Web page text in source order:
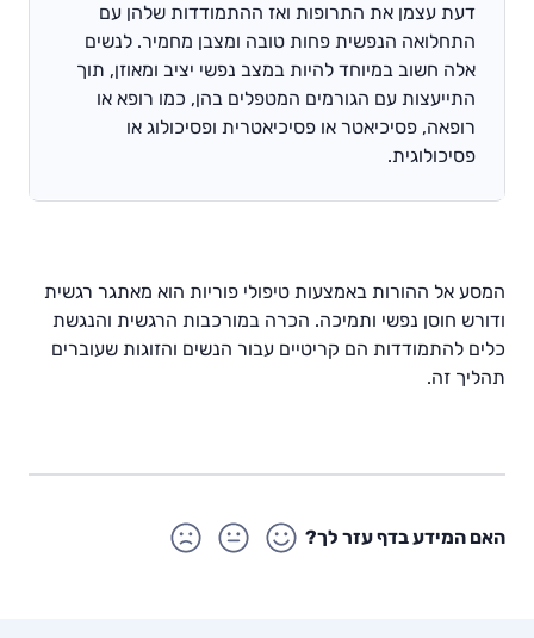
דעת עצמן את התרופות ואז ההתמודדות שלהן עם
התחלואה הנפשית פחות טובה ומצבן מחמיר. לנשים
אלה חשוב במיוחד להיות במצב נפשי יציב ומאוזן, תוך
התייעצות עם הגורמים המטפלים בהן, כמו רופא או
רופאה, פסיכיאטר או פסיכיאטרית ופסיכולוג או
פסיכולוגית.
המסע אל ההורות באמצעות טיפולי פוריות הוא מאתגר רגשית
ודורש חוסן נפשי ותמיכה. הכרה במורכבות הרגשית והנגשת
כלים להתמודדות הם קריטיים עבור הנשים והזוגות שעוברים
תהליך זה.
האם המידע בדף עזר לך?